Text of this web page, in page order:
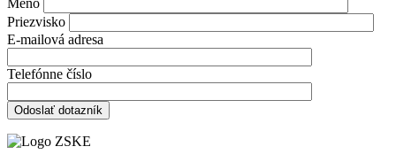
Priezvisko
E-mailová adresa
Telefónne číslo